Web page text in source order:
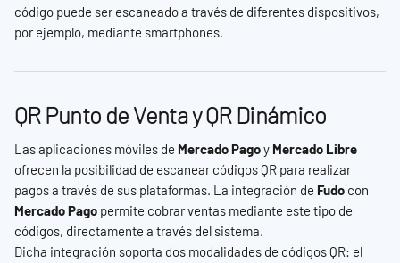
código puede ser escaneado a través de diferentes dispositivos,
por ejemplo, mediante smartphones.
QR Punto de Venta y QR Dinámico
Las aplicaciones móviles de Mercado Pago y Mercado Libre
ofrecen la posibilidad de escanear códigos QR para realizar
pagos a través de sus plataformas. La integración de Fudo con
Mercado Pago permite cobrar ventas mediante este tipo de
códigos, directamente a través del sistema.
Dicha integración soporta dos modalidades de códigos QR: el